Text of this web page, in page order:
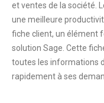
et ventes de la société.
une meilleure
fiche client, un élément
solution Sage. Cette
toutes les informations
rapidement à ses